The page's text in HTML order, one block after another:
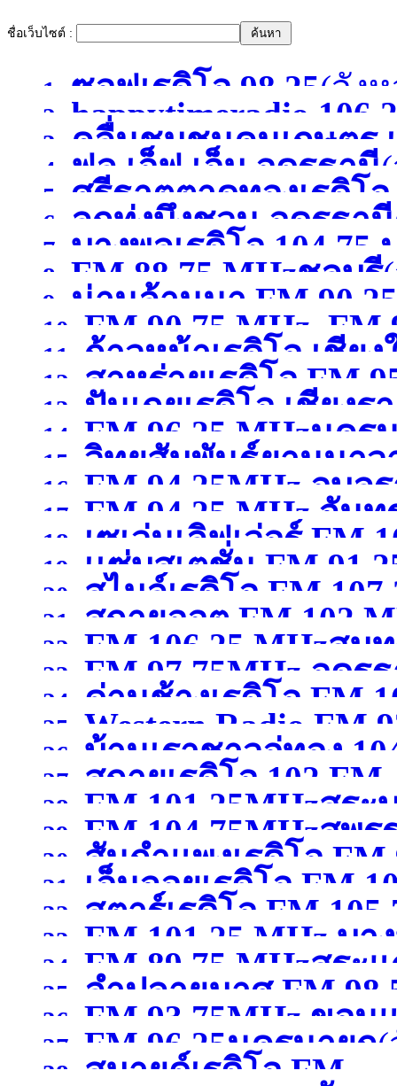
ชื่อเว็บไซต์ :
1. ซอฟเรดิโอ 98.25(จัง
2.
happytimeradio
)
3. คลื่นชุมชนคนเกษตร
4. ฟูล เอ็ฟ เอ็ม อุดรธานี
5.
ศรีธาตุตาดทองเรดิโ
อุดรธานี(จังหวัดอุดรธา
6. ลูกทุ่งบึงชวน อุดรธานี
7. บางพูลเรดิโอ 104.75
8. FM 88.75 MHzชลบุรี
9. น่านล้านนา FM
10. FM 90.75 MHz, FM
11. ก้าวหน้าเรดิโอ เชียง
12. สาหร่ายเรดิโอ FM
13. ปันเกยเรดิโอ เชียงร
14. FM 96.25 MHzนคร
15.
วิทยุสัมพันธ์ยานนาว
MHzกรุงเทพมหานคร(
16. FM 94.25MHz อุบล
17. FM 94.25 MHz จันท
18.
เซเว่นเลิฟเว่อร์ FM
สุพรรณบุรี )
19. เเซ่บสเตชั่น
20. สไมล์เรดิโอ FM
21. สกายออต FM 102
22. FM 106.25 MHzสมุ
)
23. FM 97.75MHz อุดร
24.
ด่านช้างเรดิโอ FM
สุพรรณบุรี )
25.
Western Radio
)
26.
บ้านเราชาวอู่ทอง
สุพรรณบุรี )
27. สกายเรดิโอ 102 FM
28. FM 101.25MHzสระ
29. FM 104.75MHzสุพ
30.
สันกำแพงเรดิโอ FM
เชียงใหม่ )
31.
เอ็นจอยเรดิโอ FM
ขอนแก่น )
32.
สตาร์เรดิโอ FM
เชียงราย )
33. FM 101.25 MHz บา
สมุทรปราการ )
34. FM 89.75 MHzสระ
35. ลำปลายมาศ FM
36. FM 93.75MHz ขอน
37. FM 96.25นครนายก
38. สมายด์เรดิโอ FM